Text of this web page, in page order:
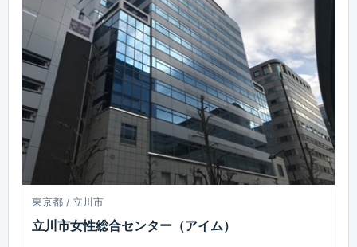
東京都 / 立川市
立川市女性総合センター（アイム）